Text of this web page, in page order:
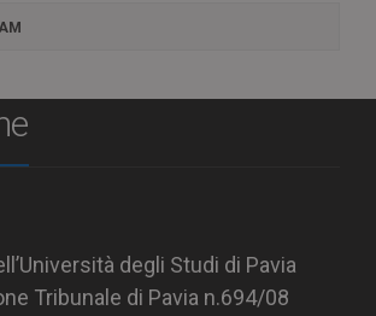
degli Studi di Pavia
Tribunale di Pavia n.694/08